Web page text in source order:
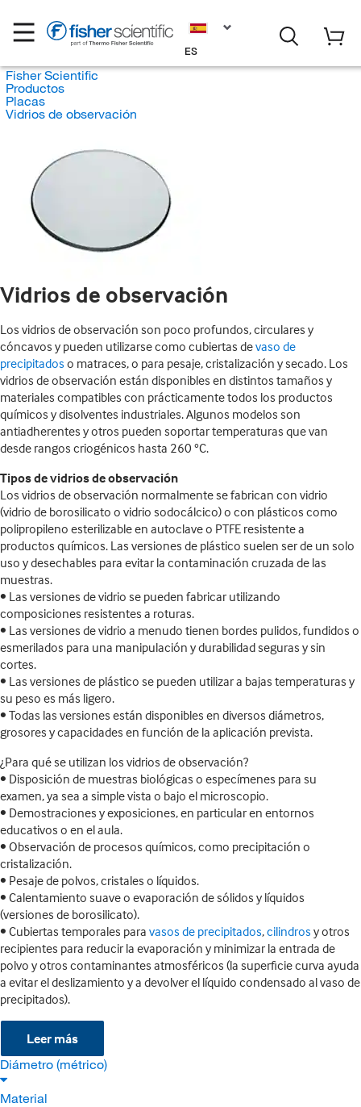
ES
Fisher Scientific
Productos
Placas
Vidrios de observación
Vidrios de observación
Los vidrios de observación son poco profundos, circulares y
cóncavos y pueden utilizarse como cubiertas devaso de
precipitados o matraces, o para pesaje, cristalización y secado. Los
vidrios de observación están disponibles en distintos tamaños y
materiales compatibles con prácticamente todos los productos
químicos y disolventes industriales. Algunos modelos son
antiadherentes y otros pueden soportar temperaturas que van
desde rangos criogénicos hasta 260 °C.
Tipos de vidrios de observación
Los vidrios de observación normalmente se fabrican con vidrio
(vidrio de borosilicato o vidrio sodocálcico) o con plásticos como
polipropileno esterilizable en autoclave o PTFE resistente a
productos químicos. Las versiones de plástico suelen ser de un solo
uso y desechables para evitar la contaminación cruzada de las
muestras.
• Las versiones de vidrio se pueden fabricar utilizando
composiciones resistentes a roturas.
• Las versiones de vidrio a menudo tienen bordes pulidos, fundidos o
esmerilados para una manipulación y durabilidad seguras y sin
cortes.
• Las versiones de plástico se pueden utilizar a bajas temperaturas y
su peso es más ligero.
• Todas las versiones están disponibles en diversos diámetros,
grosores y capacidades en función de la aplicación prevista.
¿Para qué se utilizan los vidrios de observación?
• Disposición de muestras biológicas o especímenes para su
examen, ya sea a simple vista o bajo el microscopio.
• Demostraciones y exposiciones, en particular en entornos
educativos o en el aula.
• Observación de procesos químicos, como precipitación o
cristalización.
• Pesaje de polvos, cristales o líquidos.
• Calentamiento suave o evaporación de sólidos y líquidos
(versiones de borosilicato).
• Cubiertas temporales paravasos de precipitados,cilindros y otros
recipientes para reducir la evaporación y minimizar la entrada de
polvo y otros contaminantes atmosféricos (la superficie curva ayuda
a evitar el deslizamiento y a devolver el líquido condensado al vaso de
precipitados).
Leer más
Diámetro (métrico)
Material